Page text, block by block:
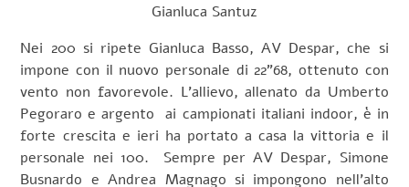
Gianluca Santuz
Nei 200 si ripete Gianluca Basso, AV Despar, che si
impone con il nuovo personale di 22”68, ottenuto con
vento non favorevole. L’allievo, allenato da Umberto
Pegoraro e argento ai campionati italiani indoor, è in
forte crescita e ieri ha portato a casa la vittoria e il
personale nei 100. Sempre per AV Despar, Simone
Busnardo e Andrea Magnago si impongono nell’alto